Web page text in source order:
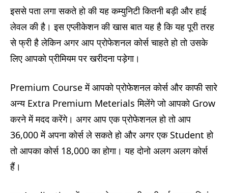
इससे पता लगा सकते हो की यह कम्युनिटी कितनी बड़ी और हाई
लेवल की है। इस एप्लीकेशन की खास बात यह है कि यह पूरी तरह
से फ्री है लेकिन अगर आप प्रोफेशनल कोर्स चाहते हो तो उसके
लिए आपको प्रीमियम पर खरीदना पड़ेगा।
Premium Course में आपको प्रोफेशनल कोर्स और काफी सारे
अन्य Extra Premium Meterials मिलेंगे जो आपको Grow
करने में मदद करेंगे। अगर आप एक प्रोफेशनल हो तो आप
36,000 में अपना कोर्स ले सकते हो और अगर एक Student हो
तो आपका कोर्स 18,000 का होगा। यह दोनो अलग अलग कोर्स
हैं।